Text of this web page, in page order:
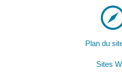
Plan du
Sites